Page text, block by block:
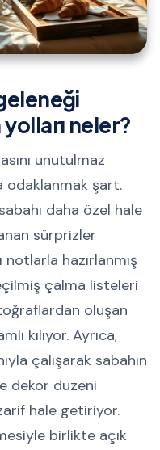
neler?
unutulmaz
odaklanmak şart.
daha özel hale
sürprizler
notlarla hazırlanmış
çalma listeleri
oluşan
kılıyor. Ayrıca,
çalışarak sabahın
dekor düzeni
hale getiriyor.
birlikte açık